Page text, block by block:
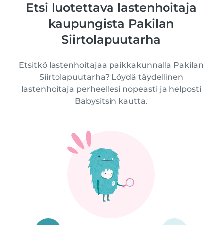
Etsi luotettava lastenhoitaja
kaupungista Pakilan
Siirtolapuutarha
Etsitkö lastenhoitajaa paikkakunnalla Pakilan
Siirtolapuutarha? Löydä täydellinen
lastenhoitaja perheellesi nopeasti ja helposti
Babysitsin kautta.